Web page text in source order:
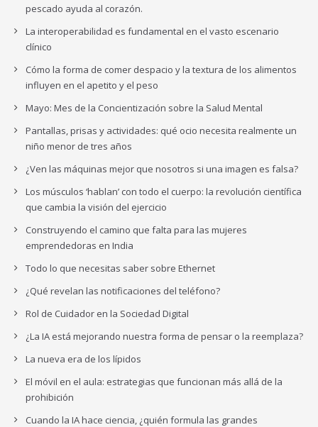
pescado ayuda al corazón.
La interoperabilidad es fundamental en el vasto escenario
clínico
Cómo la forma de comer despacio y la textura de los alimentos
influyen en el apetito y el peso
Mayo: Mes de la Concientización sobre la Salud Mental
Pantallas, prisas y actividades: qué ocio necesita realmente un
niño menor de tres años
¿Ven las máquinas mejor que nosotros si una imagen es falsa?
Los músculos ‘hablan’ con todo el cuerpo: la revolución científica
que cambia la visión del ejercicio
Construyendo el camino que falta para las mujeres
emprendedoras en India
Todo lo que necesitas saber sobre Ethernet
¿Qué revelan las notificaciones del teléfono?
Rol de Cuidador en la Sociedad Digital
¿La IA está mejorando nuestra forma de pensar o la reemplaza?
La nueva era de los lípidos
El móvil en el aula: estrategias que funcionan más allá de la
prohibición
Cuando la IA hace ciencia, ¿quién formula las grandes